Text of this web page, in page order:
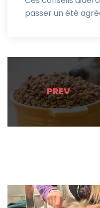
passer un été
PREV